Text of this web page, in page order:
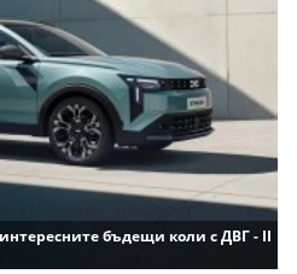
бъдещи коли с ДВГ - II